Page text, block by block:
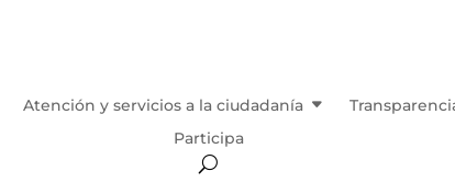
Atención y servicios a la ciudadanía
Participa